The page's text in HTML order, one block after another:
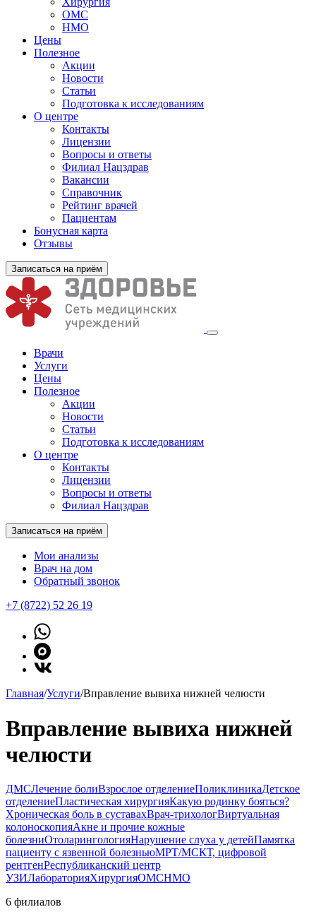
ОМС
НМО
Цены
Полезное
Акции
Новости
Статьи
Подготовка к исследованиям
О центре
Контакты
Лицензии
Вопросы и ответы
Филиал Нацздрав
Вакансии
Справочник
Рейтинг врачей
Пациентам
Бонусная карта
Отзывы
Записаться на приём
Врачи
Услуги
Цены
Полезное
Акции
Новости
Статьи
Подготовка к исследованиям
О центре
Контакты
Лицензии
Вопросы и ответы
Филиал Нацздрав
Записаться на приём
Мои анализы
Врач на дом
Обратный звонок
+7 (8722) 52 26 19
Главная/Услуги/Вправление вывиха нижней челюсти
Вправление вывиха нижней
челюсти
ДМСЛечение болиВзрослое отделениеПоликлиникаДетское
отделениеПластическая хирургияКакую родинку бояться?
Хроническая боль в суставахВрач-трихологВиртуальная
колоноскопияАкне и прочие кожные
болезниОтоларингологияНарушение слуха у детейПамятка
пациенту с язвенной болезньюМРТ/МСКТ, цифровой
рентгенРеспубликанский центр
УЗИЛабораторияХирургияОМСНМО
6 филиалов